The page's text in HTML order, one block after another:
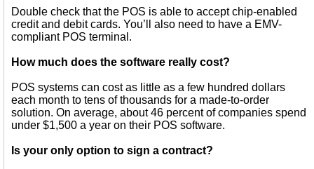
Double check that the POS is able to accept chip-enabled
credit and debit cards. You’ll also need to have a EMV-
compliant POS terminal.
How much does the software really cost?
POS systems can cost as little as a few hundred dollars
each month to tens of thousands for a made-to-order
solution. On average, about 46 percent of companies spend
under $1,500 a year on their POS software.
Is your only option to sign a contract?